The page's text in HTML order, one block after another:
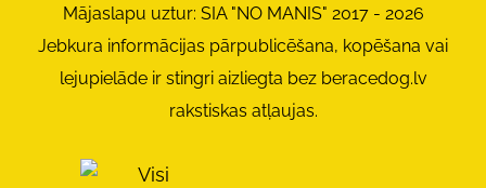
Mājaslapu uztur: SIA "NO MANIS" 2017 - 2026
Jebkura informācijas pārpublicēšana, kopēšana vai
lejupielāde ir stingri aizliegta bez beracedog.lv
rakstiskas atļaujas.